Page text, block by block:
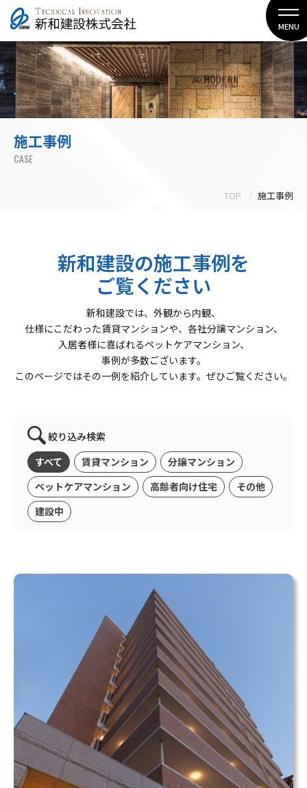
MENU
施工事例
CASE
TOP 施工事例
新和建設の施工事例を
ご覧ください
新和建設では、外観から内観、
仕様にこだわった賃貸マンションや、各社分譲マンション、
入居者様に喜ばれるペットケアマンション、
事例が多数ございます。
このページではその一例を紹介しています。 ぜひご覧ください。
絞り込み検索
すべて
賃貸マンション
分譲マンション
ペットケアマンション
高齢者向け住宅
その他
建設中